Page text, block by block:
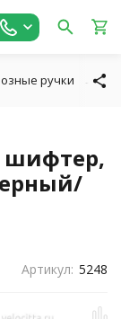
ручки
шифтер,
Артикул: 5248